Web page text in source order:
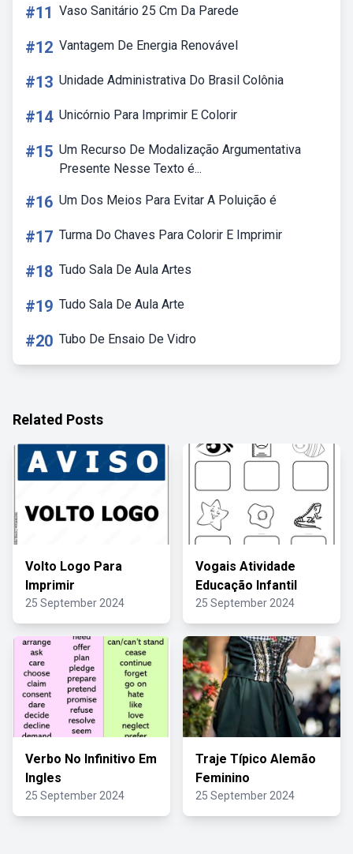
#11 Vaso Sanitário 25 Cm Da Parede
#12 Vantagem De Energia Renovável
#13 Unidade Administrativa Do Brasil Colônia
#14 Unicórnio Para Imprimir E Colorir
#15 Um Recurso De Modalização Argumentativa
Presente Nesse Texto é...
#16 Um Dos Meios Para Evitar A Poluição é
#17 Turma Do Chaves Para Colorir E Imprimir
#18 Tudo Sala De Aula Artes
#19 Tudo Sala De Aula Arte
#20 Tubo De Ensaio De Vidro
Related Posts
Volto Logo Para
Imprimir
25 September 2024
Vogais Atividade
Educação Infantil
25 September 2024
Verbo No Infinitivo Em
Ingles
25 September 2024
Traje Típico Alemão
Feminino
25 September 2024